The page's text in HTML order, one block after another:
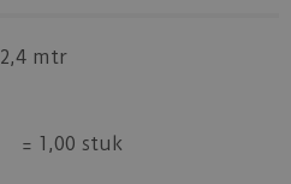
2,4 mtr
= 1,00 stuk